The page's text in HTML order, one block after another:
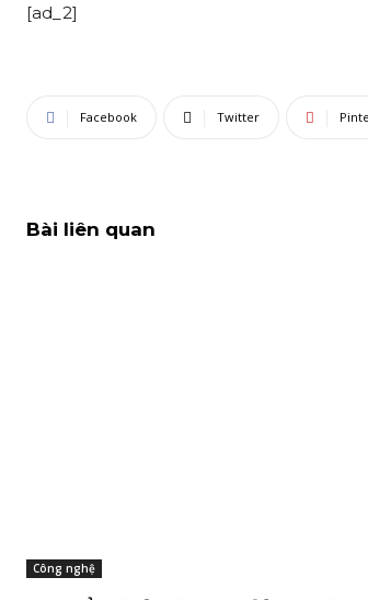
[ad_2]
Facebook Twitter
Bài liên quan
Công nghệ